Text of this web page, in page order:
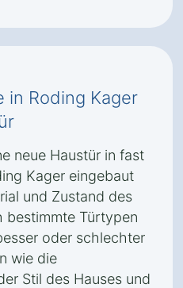
in Roding Kager
neue Haustür in fast
Kager eingebaut
und Zustand des
bestimmte Türtypen
oder schlechter
wie die
Stil des Hauses und